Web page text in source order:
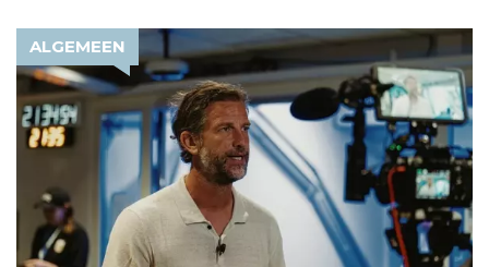
ALGEMEEN